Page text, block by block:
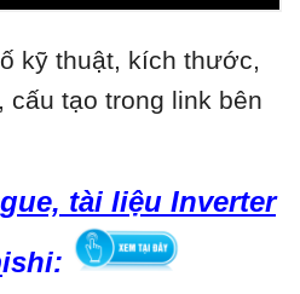
kỹ thuật, kích thước,
cấu tạo trong link bên
tài liệu Inverter
ishi: